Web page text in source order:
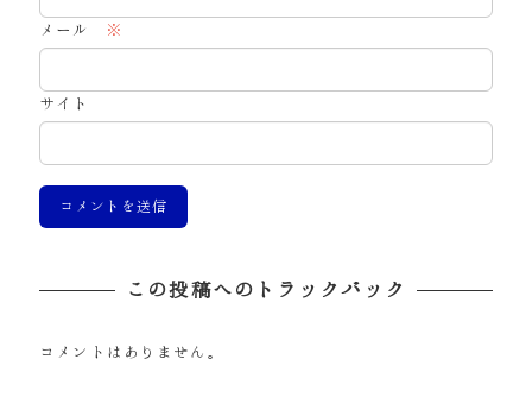
メール ※
サイト
この投稿へのトラックバック
コメントはありません。